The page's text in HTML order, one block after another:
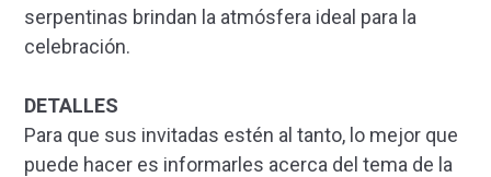
serpentinas brindan la atmósfera ideal para la
celebración.
DETALLES
Para que sus invitadas estén al tanto, lo mejor que
puede hacer es informarles acerca del tema de la